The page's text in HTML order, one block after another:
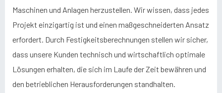
Maschinen und Anlagen herzustellen. Wir wissen, dass jedes
Projekt einzigartig ist und einen maßgeschneiderten Ansatz
erfordert. Durch Festigkeitsberechnungen stellen wir sicher,
dass unsere Kunden technisch und wirtschaftlich optimale
Lösungen erhalten, die sich im Laufe der Zeit bewähren und
den betrieblichen Herausforderungen standhalten.